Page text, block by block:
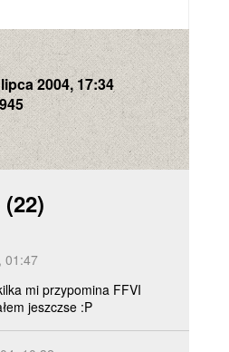
2004, 17:34
(22)
01:47
mi przypomina FFVI
jeszczse :P